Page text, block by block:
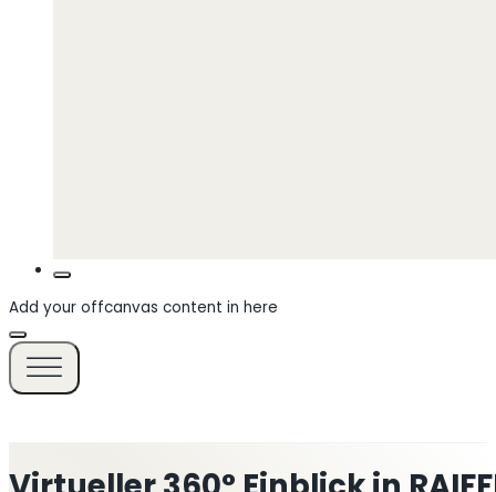
Add your offcanvas content in here